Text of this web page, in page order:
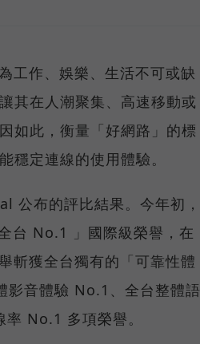
工作、娛樂、生活不可或缺
其在人潮聚集、高速移動或
如此，衡量「好網路」的標
穩定連線的使用體驗。
公布的評比結果。今年初，
台 No.1 」國際級榮譽，在
斬獲全台獨有的「可靠性體
影音體驗 No.1、全台整體語
No.1 多項榮譽。